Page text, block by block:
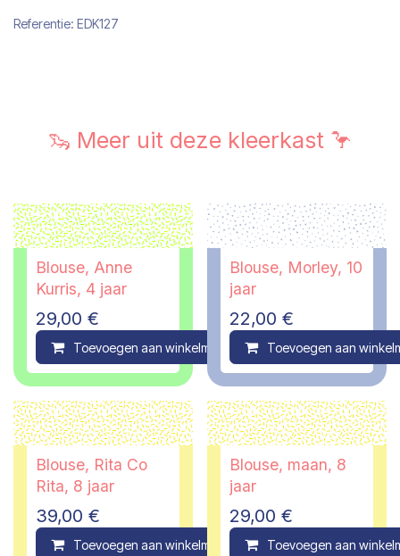
Referentie: EDK127
🦦 Meer uit deze kleerkast 🦩
Blouse, Anne
Kurris, 4 jaar
29,00 €
Toevoegen aan winkelmandje Compare
Blouse, Morley, 10
jaar
22,00 €
Toevoegen aan
Blouse, Rita Co
Rita, 8 jaar
39,00 €
Toevoegen aan winkelmandje Compare
Blouse, maan, 8
jaar
29,00 €
Toevoegen aan